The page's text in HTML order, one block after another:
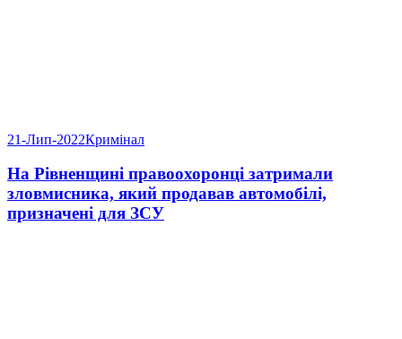
21-Лип-2022Кримінал
На Рівненщині правоохоронці затримали
зловмисника, який продавав автомобілі,
призначені для ЗСУ